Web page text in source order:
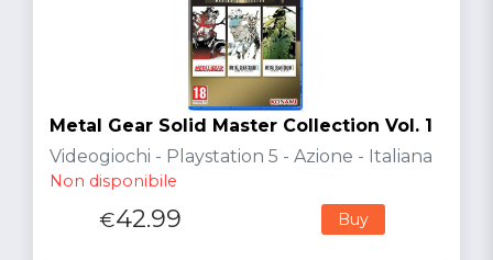
Metal Gear Solid Master Collection Vol. 1
Videogiochi - Playstation 5 - Azione - Italiana
Non disponibile
€42.99 Buy